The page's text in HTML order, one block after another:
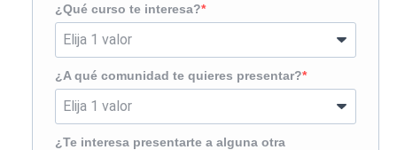
¿Qué curso te interesa?
¿A qué comunidad te quieres presentar?
¿Te interesa presentarte a alguna otra